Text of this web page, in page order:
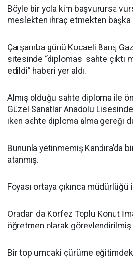
Böyle bir yola kim başvurursa
meslekten ihraç etmekten başka
Çarşamba günü Kocaeli Barış
sitesinde “diploması sahte çıktı
edildi” haberi yer aldı.
Almış olduğu sahte diploma ile
Güzel Sanatlar Anadolu Lisesinde
iken sahte diploma alma gereği
Bununla yetinmemiş Kandıra’da
atanmış.
Foyası ortaya çıkınca
Oradan da Körfez Toplu Konut
öğretmen olarak görevlendirilmiş.
Bir toplumdaki çürüme